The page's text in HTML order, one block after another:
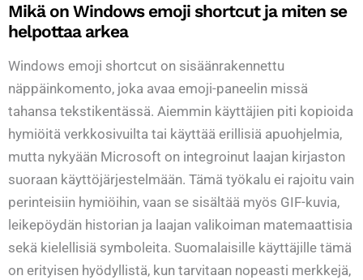
Mikä on Windows emoji shortcut ja miten se
helpottaa arkea
Windows emoji shortcut on sisäänrakennettu
näppäinkomento, joka avaa emoji-paneelin missä
tahansa tekstikentässä. Aiemmin käyttäjien piti kopioida
hymiöitä verkkosivuilta tai käyttää erillisiä apuohjelmia,
mutta nykyään Microsoft on integroinut laajan kirjaston
suoraan käyttöjärjestelmään. Tämä työkalu ei rajoitu vain
perinteisiin hymiöihin, vaan se sisältää myös GIF-kuvia,
leikepöydän historian ja laajan valikoiman matemaattisia
sekä kielellisiä symboleita. Suomalaisille käyttäjille tämä
on erityisen hyödyllistä, kun tarvitaan nopeasti merkkejä,